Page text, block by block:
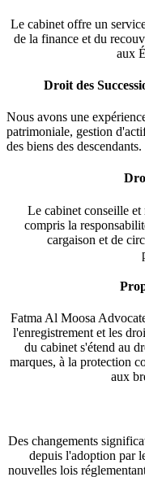
Le cabinet offre un
de la finance et du
aux
Droit des
Nous avons une
patrimoniale, gestion
des biens des descendants.
Le cabinet conseille et
compris la
cargaison et de
Fatma Al Moosa
l'enregistrement et les
du cabinet s'étend au
marques, à la protection
aux
Des changements
depuis l'adoption par
nouvelles lois